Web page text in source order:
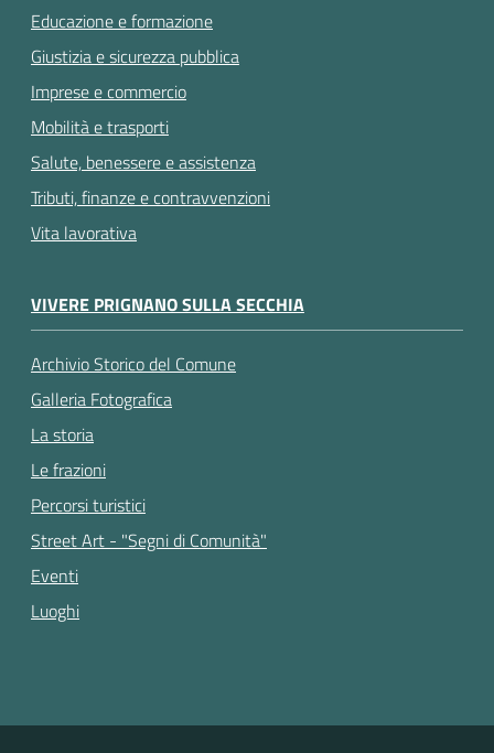
Educazione e formazione
Giustizia e sicurezza pubblica
Imprese e commercio
Mobilità e trasporti
Salute, benessere e assistenza
Tributi, finanze e contravvenzioni
Vita lavorativa
VIVERE PRIGNANO SULLA SECCHIA
Archivio Storico del Comune
Galleria Fotografica
La storia
Le frazioni
Percorsi turistici
Street Art - "Segni di Comunità"
Eventi
Luoghi